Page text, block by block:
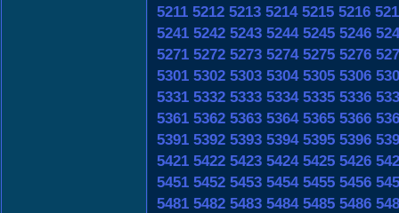
5211 5212 5213 5214 5215 5216
5241 5242 5243 5244 5245 5246
5271 5272 5273 5274 5275 5276
5301 5302 5303 5304 5305 5306
5331 5332 5333 5334 5335 5336
5361 5362 5363 5364 5365 5366
5391 5392 5393 5394 5395 5396
5421 5422 5423 5424 5425 5426
5451 5452 5453 5454 5455 5456
5481 5482 5483 5484 5485 5486